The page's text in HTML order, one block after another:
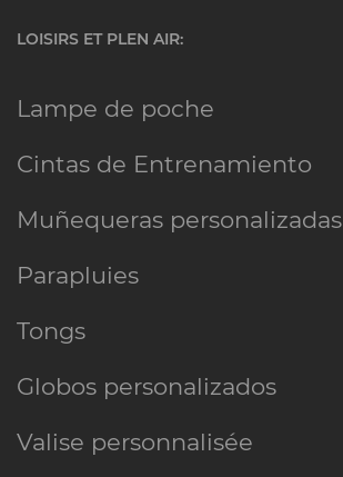
LOISIRS ET PLEN AIR:
Lampe de poche
Cintas de Entrenamiento
Muñequeras personalizadas
Parapluies
Tongs
Globos personalizados
Valise personnalisée